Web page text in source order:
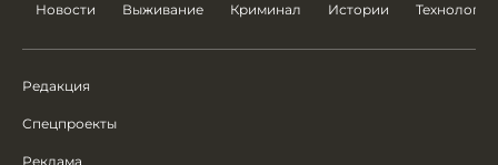
Новости Выживание Криминал Истории Технологии
Редакция
Спецпроекты
Реклама